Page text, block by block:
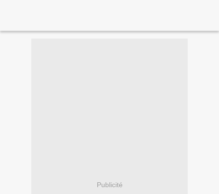
Publicité